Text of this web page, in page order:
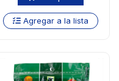
Agregar a la lista